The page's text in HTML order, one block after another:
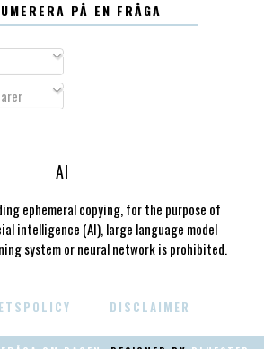
PÅ EN FRÅGA
AI
ephemeral copying, for the purpose of
intelligence (AI), large language model
system or neural network is prohibited.
DISCLAIMER